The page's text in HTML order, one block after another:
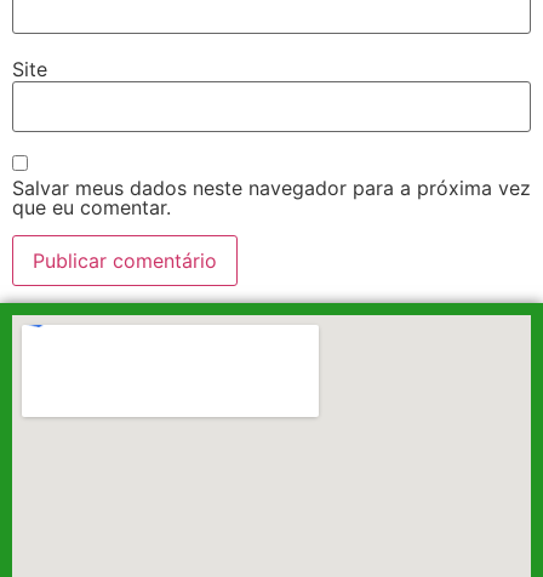
Site
Salvar meus dados neste navegador para a próxima vez
que eu comentar.